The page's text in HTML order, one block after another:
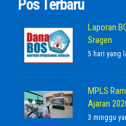
Pos Terbaru
Laporan
Sragen
5 hari yang
MPLS
Ajaran
3 minggu